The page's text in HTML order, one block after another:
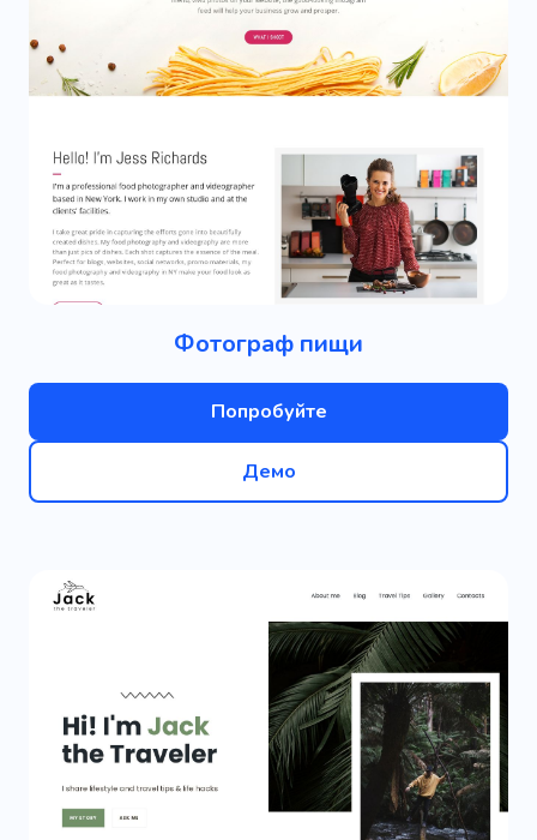
Фотограф пищи
Попробуйте
Демо